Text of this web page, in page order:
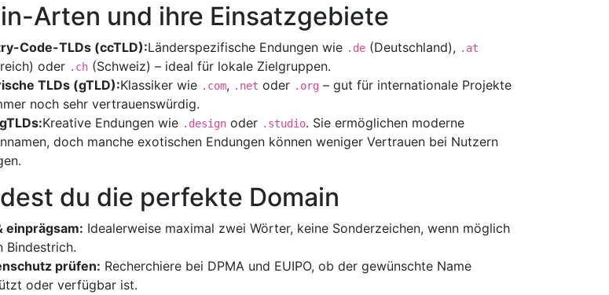
Arten und ihre Einsatzgebiete
Code-TLDs (ccTLD):Länderspezifische Endungen wie .de(Deutschland), .at
oder .ch(Schweiz) – ideal für lokale Zielgruppen.
TLDs (gTLD):Klassiker wie .com, .net oder .org– gut für internationale Projekte
noch sehr vertrauenswürdig.
Kreative Endungen wie .designoder .studio. Sie ermöglichen moderne
doch manche exotischen Endungen können weniger Vertrauen bei Nutzern
du die perfekte Domain
einprägsam: Idealerweise maximal zwei Wörter, keine Sonderzeichen, wenn möglich
Bindestrich.
prüfen: Recherchiere bei DPMA und EUIPO, ob der gewünschte Name
oder verfügbar ist.